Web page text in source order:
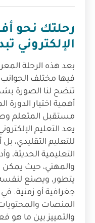
رحلتك نحو
الإلكتروني
بعد هذه الرحلة
فيها مختلف الجوانب
تتضح لنا الصورة
أهمية اختيار الدورة
مستقبل المتعلم
يعد التعليم
للتعليم
التعليمية الحديثة،
والمهني، حيث يمكن
يتطور، ويصنع
جغرافية أو زمنية.
المنصات
والتمييز بين ما هو